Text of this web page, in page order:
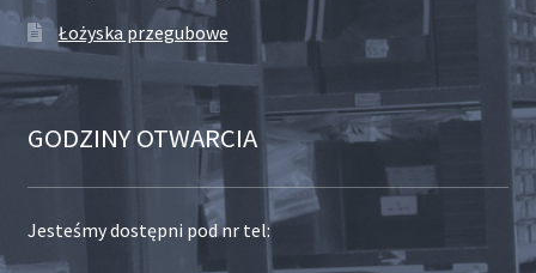
Łożyska przegubowe
GODZINY OTWARCIA
Jesteśmy dostępni pod nr tel: